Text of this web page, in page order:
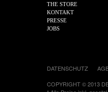
THE STORE
KONTAKT
PRESSE
JOBS
DATENSCHUTZ
COPYRIGHT © 2013